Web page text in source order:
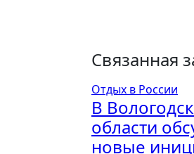
Связанная
Отдых в России
В
области
новые